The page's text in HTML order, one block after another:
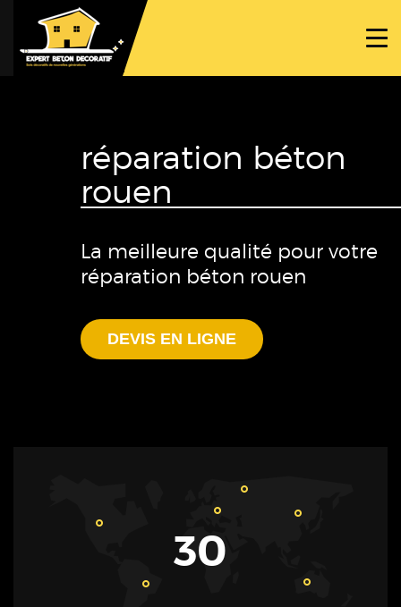
PROJETS
TRAVAUX SPÉCIFIQUES
NOUS CONTACTER
réparation béton
rouen
La meilleure qualité pour votre
réparation béton rouen
DEVIS EN LIGNE
30